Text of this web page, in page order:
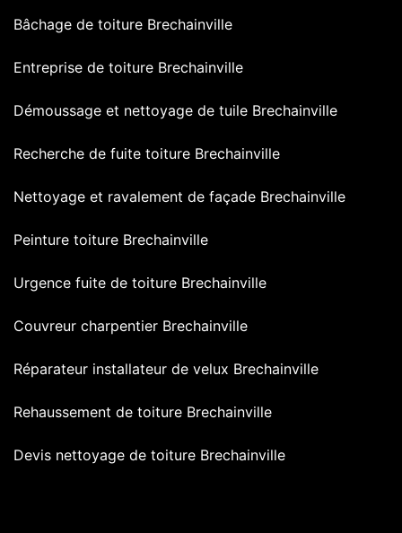
Bâchage de toiture Brechainville
Entreprise de toiture Brechainville
Démoussage et nettoyage de tuile Brechainville
Recherche de fuite toiture Brechainville
Nettoyage et ravalement de façade Brechainville
Peinture toiture Brechainville
Urgence fuite de toiture Brechainville
Couvreur charpentier Brechainville
Réparateur installateur de velux Brechainville
Rehaussement de toiture Brechainville
Devis nettoyage de toiture Brechainville